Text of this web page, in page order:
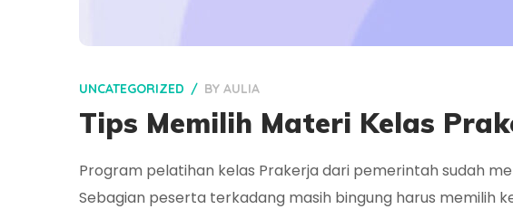
UNCATEGORIZED BY AULIA
Tips Memilih Materi Kelas
Program pelatihan kelas Prakerja dari pemerintah sudah
Sebagian peserta terkadang masih bingung harus memilih